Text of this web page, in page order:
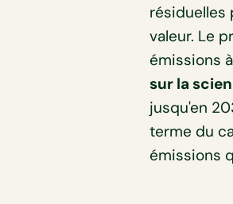
résiduelles
valeur. Le
émissions
sur la
jusqu'en
terme du
émissions